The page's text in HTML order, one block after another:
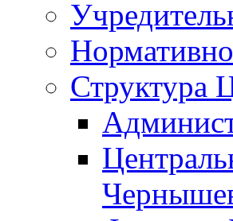
Структура